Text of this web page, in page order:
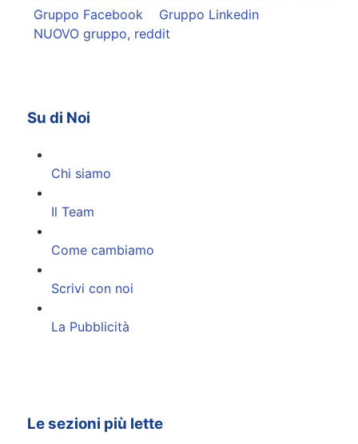
Gruppo Facebook
Gruppo Linkedin
NUOVO gruppo, reddit
Su di Noi
Chi siamo
Il Team
Come cambiamo
Scrivi con noi
La Pubblicità
Le sezioni più lette